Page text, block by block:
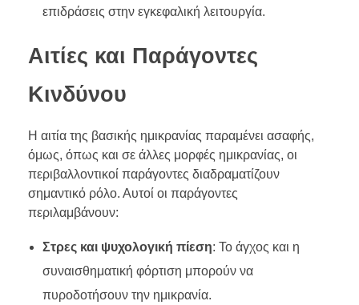
επιδράσεις στην εγκεφαλική λειτουργία.
Αιτίες και Παράγοντες
Κινδύνου
Η αιτία της βασικής ημικρανίας παραμένει ασαφής,
όμως, όπως και σε άλλες μορφές ημικρανίας, οι
περιβαλλοντικοί παράγοντες διαδραματίζουν
σημαντικό ρόλο. Αυτοί οι παράγοντες
περιλαμβάνουν:
Στρες και ψυχολογική πίεση: Το άγχος και η
συναισθηματική φόρτιση μπορούν να
πυροδοτήσουν την ημικρανία.